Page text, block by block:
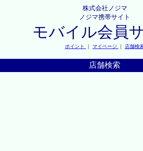
株式会社ノジマ
ノジマ携帯サイト
モバイル会員
ポイント ｜ マイページ ｜ 店舗検
店舗検索